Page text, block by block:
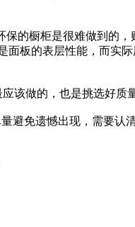
的橱柜是很难做到的，
板的表层性能，而实
该做的，也是挑选好质
避免遗憾出现，需要